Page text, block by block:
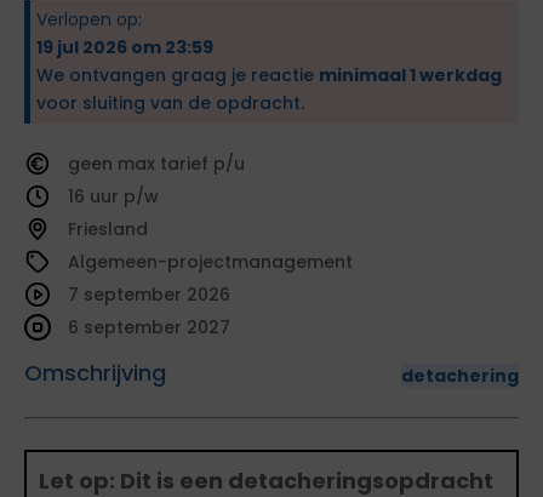
Verlopen op:
19 jul 2026 om 23:59
We ontvangen graag je reactie minimaal 1 werkdag
voor sluiting van de opdracht.
geen
tarief
16
Friesland
Algemeen-projectmanagement
Omschrijving detachering
7 september 2026
6 september 2027
Let op: Dit is een detacheringsopdracht